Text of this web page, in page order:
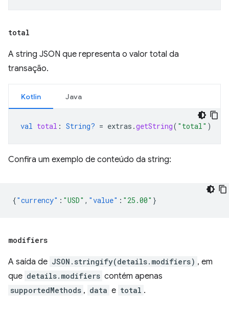
total
A string JSON que representa o valor total da
transação.
Kotlin Java
val total : String? = extras .getString( "total" )
Confira um exemplo de conteúdo da string:
{"currency" : "USD" , "value" : "25.00" }
modifiers
A saída de JSON.stringify(details.modifiers) , em
que details.modifiers contém apenas
supportedMethods , data e total .